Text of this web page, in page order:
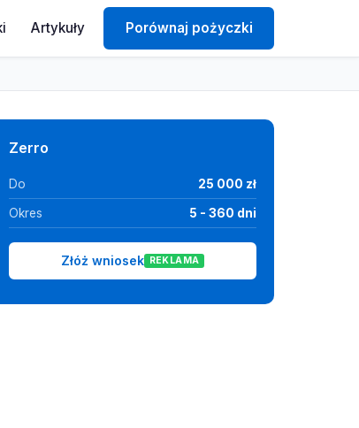
Artykuły Porównaj pożyczki
Zerro
Do 25 000 zł
Okres 5 - 360 dni
Złóż wniosek REKLAMA